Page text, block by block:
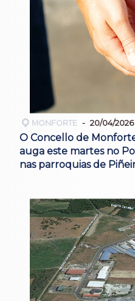
MONFORTE 20/04/2026
O Concello de
auga este martes no
nas parroquias de